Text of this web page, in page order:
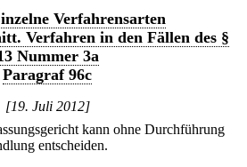
Verfahrensarten
Verfahren in den Fällen des §
Nummer 3a
Paragraf 96c
[19. Juli 2012]
kann ohne Durchführung
entscheiden.